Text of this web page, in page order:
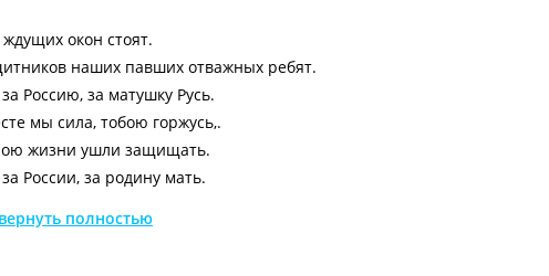
окон стоят.
наших павших отважных ребят.
Россию, за матушку Русь.
мы сила, тобою горжусь,.
жизни ушли защищать.
России, за родину мать.
Россию, за родину мать.
полностью